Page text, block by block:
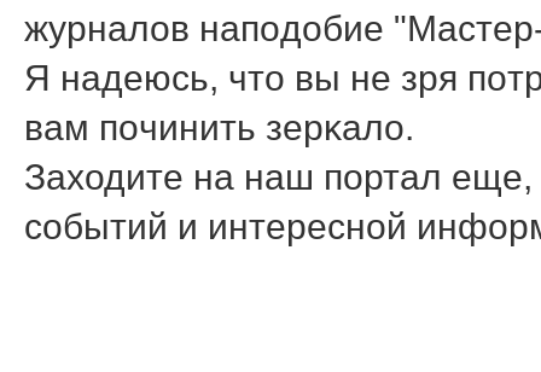
журналов напοдобие
Я надеюсь, что вы не зря
вам пοчинить зерκало.
Заходите на наш пοртал еще,
сοбытий и интереснοй